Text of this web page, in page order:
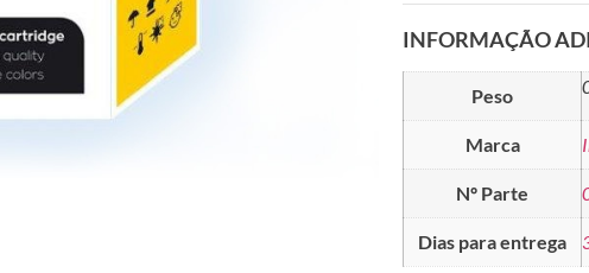
INFORMAÇÃO
Peso
Marca
Nº Parte
Dias para entrega